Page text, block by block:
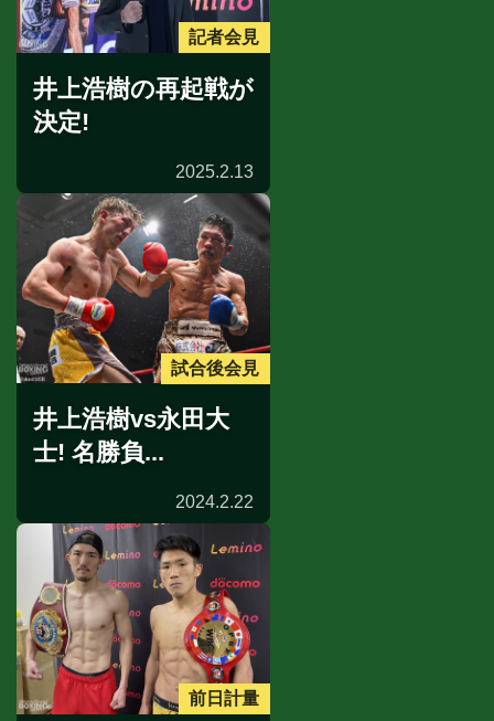
記者会見
井上浩樹の再起戦が
決定!
2025.2.13
試合後会見
井上浩樹vs永田大
士! 名勝負...
2024.2.22
前日計量